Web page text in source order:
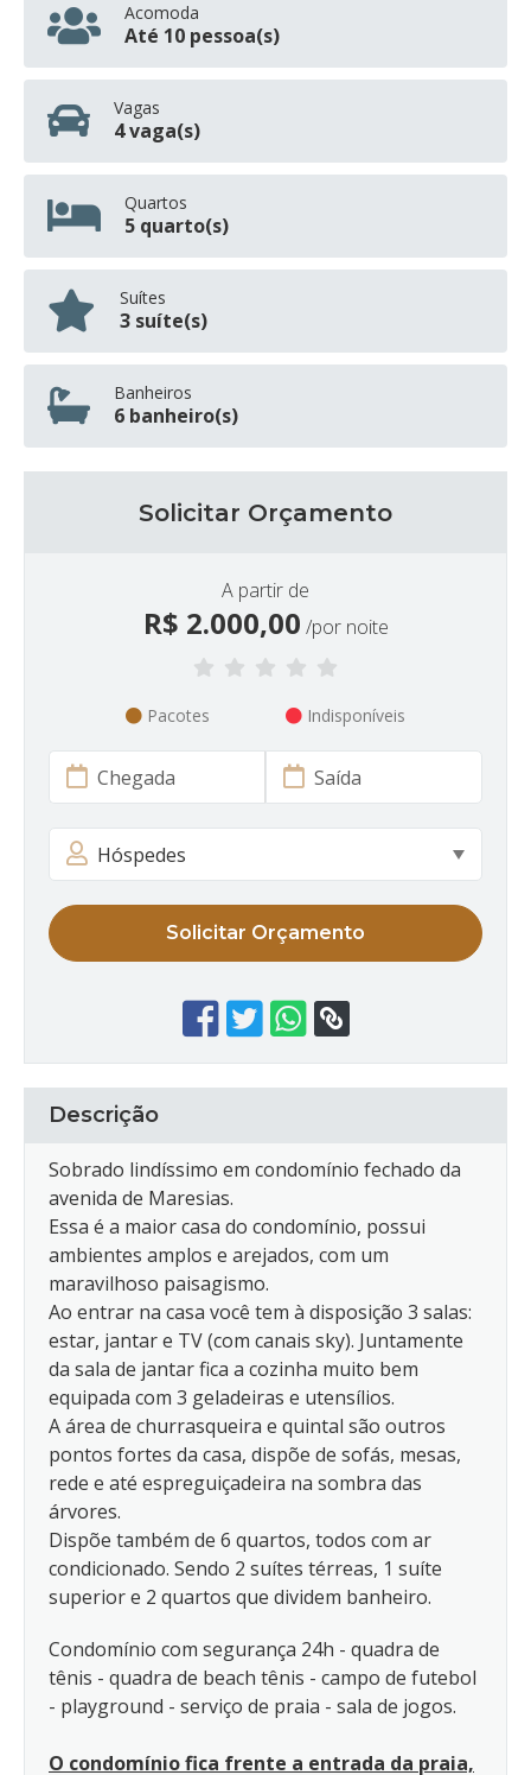
Acomoda
Até 10 pessoa(s)
Vagas
4 vaga(s)
Quartos
5 quarto(s)
Suítes
3 suíte(s)
Banheiros
6 banheiro(s)
Solicitar Orçamento
A partir de
R$ 2.000,00 /por noite
Pacotes Indisponíveis
Solicitar Orçamento
Descrição
Sobrado lindíssimo em condomínio fechado da
avenida de Maresias.
Essa é a maior casa do condomínio, possui
ambientes amplos e arejados, com um
maravilhoso paisagismo.
Ao entrar na casa você tem à disposição 3 salas:
estar, jantar e TV (com canais sky). Juntamente
da sala de jantar fica a cozinha muito bem
equipada com 3 geladeiras e utensílios.
A área de churrasqueira e quintal são outros
pontos fortes da casa, dispõe de sofás, mesas,
rede e até espreguiçadeira na sombra das
árvores.
Dispõe também de 6 quartos, todos com ar
condicionado. Sendo 2 suítes térreas, 1 suíte
superior e 2 quartos que dividem banheiro.
Condomínio com segurança 24h - quadra de
tênis - quadra de beach tênis - campo de futebol
- playground - serviço de praia - sala de jogos.
O condomínio fica frente a entrada da praia,